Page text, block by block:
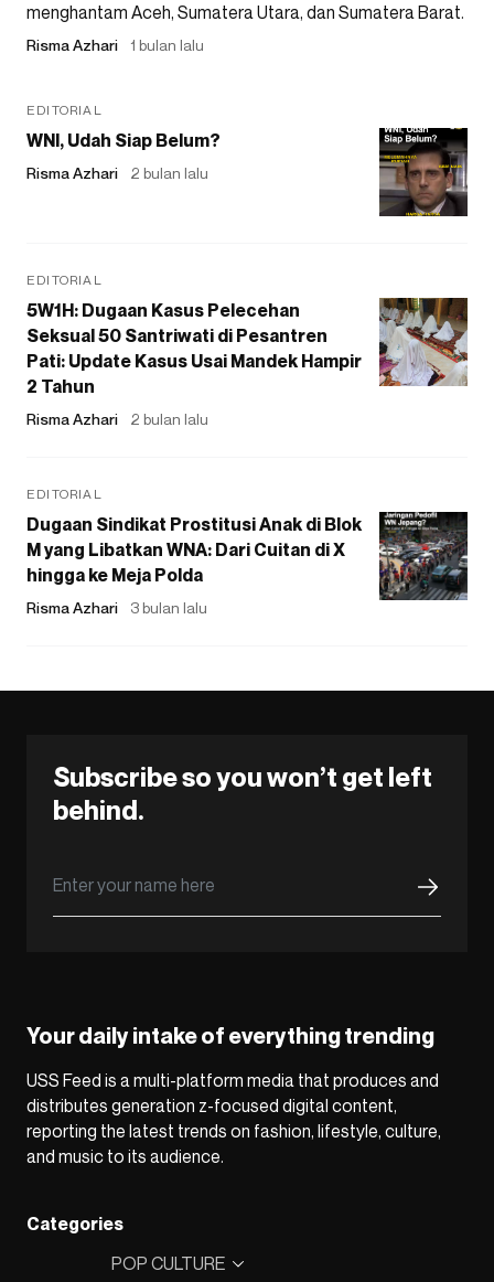
menghantam Aceh, Sumatera Utara, dan Sumatera Barat.
Risma Azhari 1 bulan lalu
EDITORIAL
WNI, Udah Siap Belum?
Risma Azhari 2 bulan lalu
EDITORIAL
5W1H: Dugaan Kasus Pelecehan
Seksual 50 Santriwati di Pesantren
Pati: Update Kasus Usai Mandek Hampir
2 Tahun
Risma Azhari 2 bulan lalu
EDITORIAL
Dugaan Sindikat Prostitusi Anak di Blok
M yang Libatkan WNA: Dari Cuitan di X
hingga ke Meja Polda
Risma Azhari 3 bulan lalu
Subscribe so you won’t get left
behind.
Your daily intake of everything trending
USS Feed is a multi-platform media that produces and
distributes generation z-focused digital content,
reporting the latest trends on fashion, lifestyle, culture,
and music to its audience.
Categories
POP CULTURE